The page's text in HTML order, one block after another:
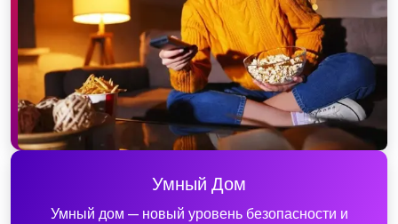
Умный Дом
Умный дом — новый уровень безопасности и